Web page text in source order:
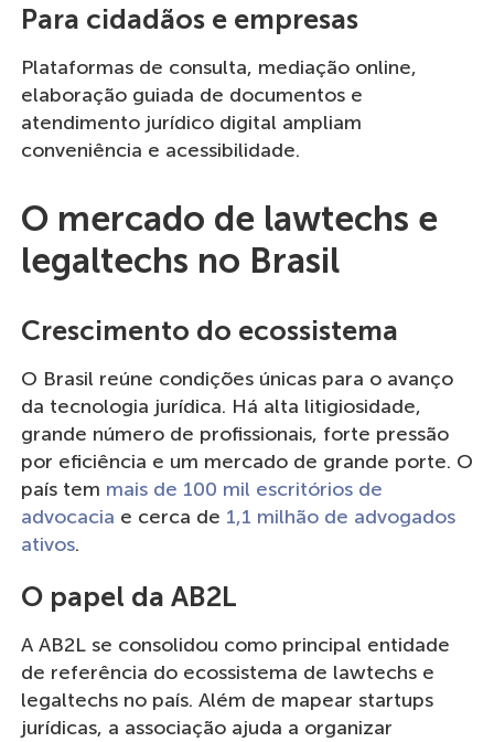
Para cidadãos e empresas
Plataformas de consulta, mediação online,
elaboração guiada de documentos e
atendimento jurídico digital ampliam
conveniência e acessibilidade.
O mercado de lawtechs e
legaltechs no Brasil
Crescimento do ecossistema
O Brasil reúne condições únicas para o avanço
da tecnologia jurídica. Há alta litigiosidade,
grande número de profissionais, forte pressão
por eficiência e um mercado de grande porte. O
país tem mais de 100 mil escritórios de
advocacia e cerca de 1,1 milhão de advogados
ativos.
O papel da AB2L
A AB2L se consolidou como principal entidade
de referência do ecossistema de lawtechs e
legaltechs no país. Além de mapear startups
jurídicas, a associação ajuda a organizar